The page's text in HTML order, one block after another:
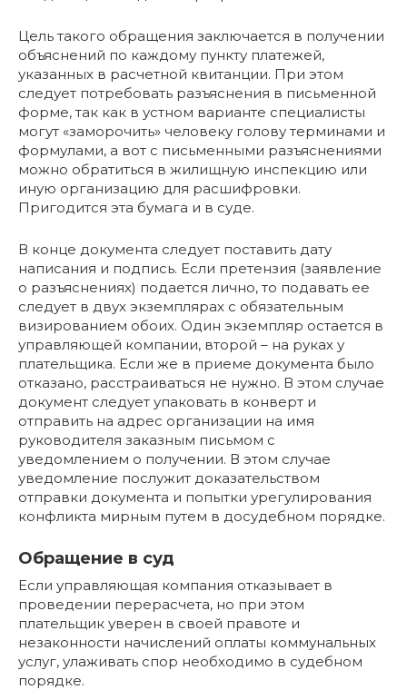
Цель такого обращения заключается в получении
объяснений по каждому пункту платежей,
указанных в расчетной квитанции. При этом
следует потребовать разъяснения в письменной
форме, так как в устном варианте специалисты
могут «заморочить» человеку голову терминами и
формулами, а вот с письменными разъяснениями
можно обратиться в жилищную инспекцию или
иную организацию для расшифровки.
Пригодится эта бумага и в суде.
В конце документа следует поставить дату
написания и подпись. Если претензия (заявление
о разъяснениях) подается лично, то подавать ее
следует в двух экземплярах с обязательным
визированием обоих. Один экземпляр остается в
управляющей компании, второй – на руках у
плательщика. Если же в приеме документа было
отказано, расстраиваться не нужно. В этом случае
документ следует упаковать в конверт и
отправить на адрес организации на имя
руководителя заказным письмом с
уведомлением о получении. В этом случае
уведомление послужит доказательством
отправки документа и попытки урегулирования
конфликта мирным путем в досудебном порядке.
Обращение в суд
Если управляющая компания отказывает в
проведении перерасчета, но при этом
плательщик уверен в своей правоте и
незаконности начислений оплаты коммунальных
услуг, улаживать спор необходимо в судебном
порядке.